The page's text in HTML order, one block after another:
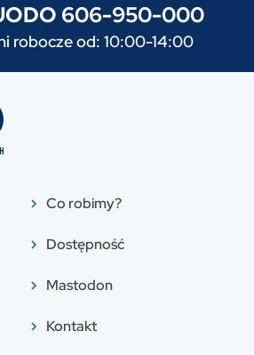
606-950-000
robocze od: 10:00-14:00
Co robimy?
Dostępność
Mastodon
Kontakt